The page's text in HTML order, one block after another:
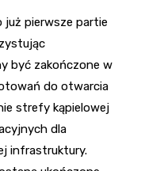
już pierwsze partie
być zakończone w
do otwarcia
strefy kąpielowej
dla
infrastruktury.